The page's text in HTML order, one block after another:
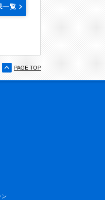
一覧
PAGE TOP
ン